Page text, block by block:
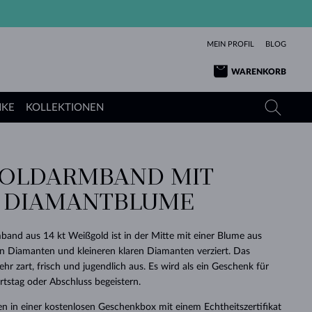
MEIN PROFIL BLOG
WARENKORB
RICHTIGEN
DURCHSEHEN
LIEBE
DURCHSEHEN
GELBGOLD
ROSÉGOLD
ANGEBOT
DURCHSEHEN
TANSANITE
TOPASE
TURMALINE
MOLDAVITE
BABY-OHRRINGE
SCHÖN
DURCHSEHEN
TURMALINE
MOLDAVITE
MINERALKETTEN
PERLEN ANHÄNGER
WEISSGOLD
SIMPLEN
DINGE
ARMBÄNDER
DURCHSEHEN
PERLEN
DURCHSEHEN
SAPHIRE
SMARAGDE
MOLDAVITE
MINERALIEN
HOCHZEITSSCHMUCK
KLENOTA
DURCHSEHEN
SCHENKEN
DURCHSEHEN
KOLLEKTIONEN
KOLLEKTIONEN
DURCHSEHEN
MIT B
aus 14 kt Weißgold ist in der Mitte mit einer Blume aus
Diamanten und kleineren klaren Diamanten verziert. Das
zart, frisch und jugendlich aus. Es wird als ein Geschenk für
oder Abschluss begeistern.
in einer kostenlosen Geschenkbox mit einem Echtheitszertifikat